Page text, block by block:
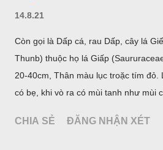
14.8.21
Còn gọi là Dấp cá, rau Dấp, cây lá
Thunb) thuộc họ lá Giấp
20-40cm, Thân màu lục troặc tím đỏ.
có bẹ, khi vò ra có mùi tanh như mùi
nhạt. Hạt hình trái xoan nhẵn. Mùa
CHIA SẺ ĐĂNG NHẬN XÉT